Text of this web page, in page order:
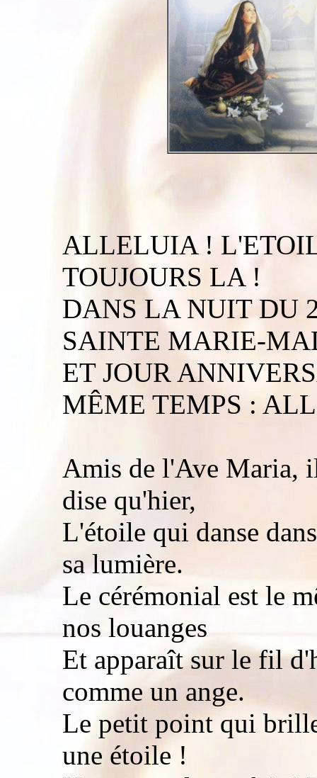
ALLELUIA !
TOUJOURS LA !
DANS LA NUIT DU
SAINTE MARIE-
ET JOUR
MÊME TEMPS :
Amis de l'Ave Maria,
dise qu'hier,
L'étoile qui danse
sa lumière.
Le cérémonial est le
nos louanges
Et apparaît sur le fil
comme un ange.
Le petit point qui
une étoile !